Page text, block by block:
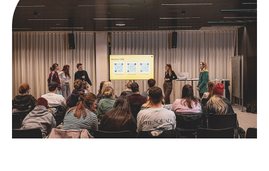
Sie suchen eine Agentur oder Kreativen für Ihre
individuelle Herausforderung. Hier finden Sie
bestimmt den zu Ihnen passenden Profi!
Zum Agenturfinder
Mitglieder-Login